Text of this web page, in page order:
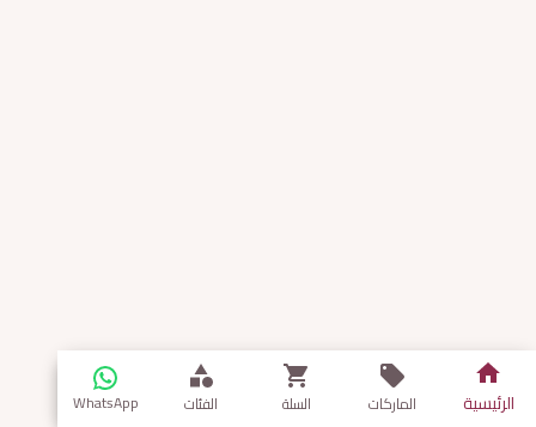
الرئيسية الماركات السلة الفئات WhatsApp